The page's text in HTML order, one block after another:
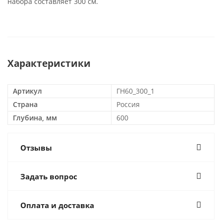
Характеристики
Артикул
ГН60_300_1
Страна
Россия
Глубина, мм
600
Отзывы
Задать вопрос
Оплата и доставка